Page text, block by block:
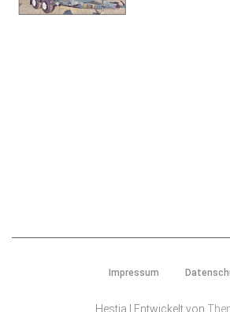
Impressum
Hestia | Entwickelt von